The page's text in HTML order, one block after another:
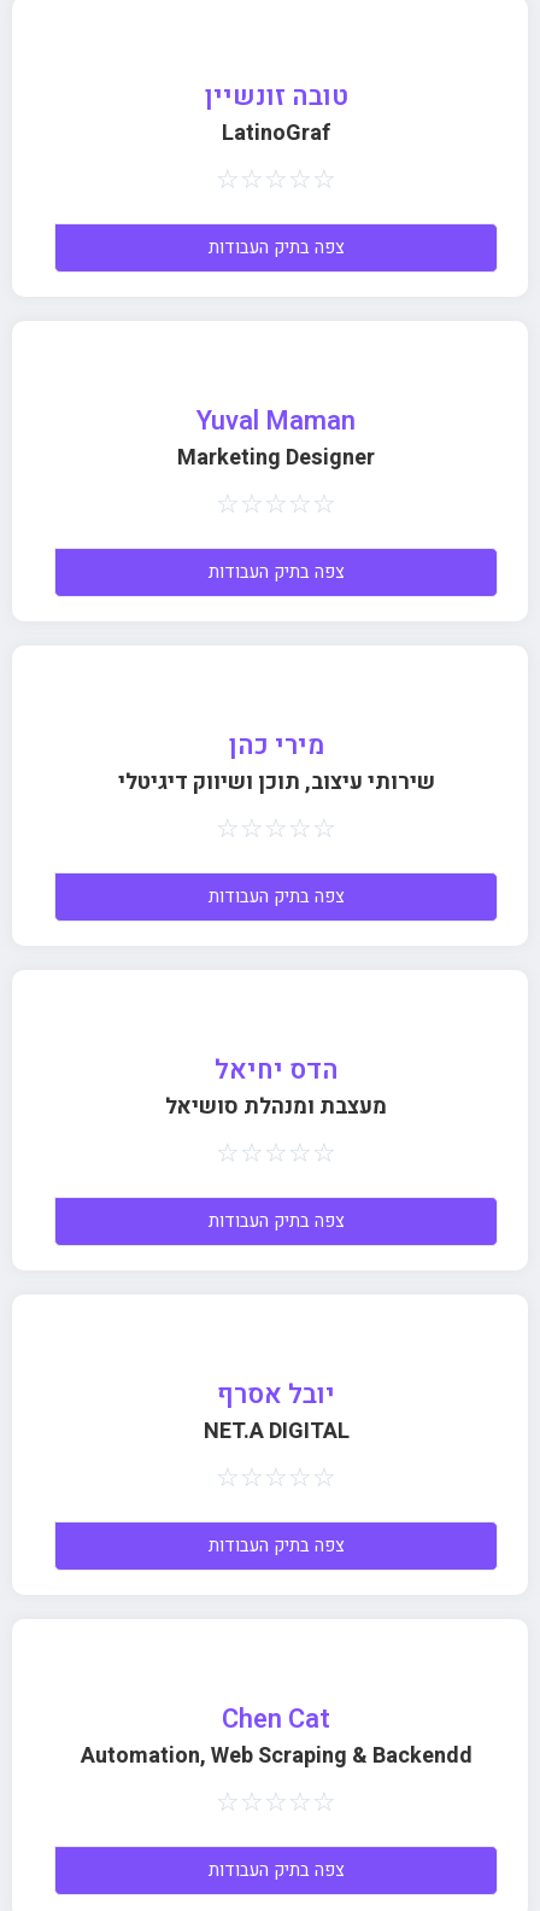
טובה זונשיין
LatinoGraf
☆
☆
☆
☆
☆
צפה בתיק העבודות
Yuval Maman
Marketing Designer
☆
☆
☆
☆
☆
צפה בתיק העבודות
מירי כהן
שירותי עיצוב, תוכן ושיווק דיגיטלי
☆
☆
☆
☆
☆
צפה בתיק העבודות
הדס יחיאל
מעצבת ומנהלת סושיאל
☆
☆
☆
☆
☆
צפה בתיק העבודות
יובל אסרף
NET.A DIGITAL
☆
☆
☆
☆
☆
צפה בתיק העבודות
Chen Cat
Automation, Web Scraping & Backendd
☆
☆
☆
☆
☆
צפה בתיק העבודות